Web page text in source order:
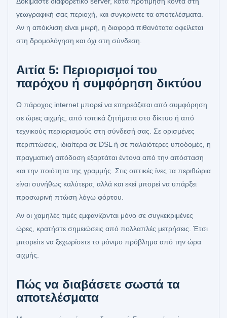
γεωγραφική σας περιοχή, και συγκρίνετε τα αποτελέσματα.
Αν η απόκλιση είναι μικρή, η διαφορά πιθανότατα οφείλεται
στη δρομολόγηση και όχι στη σύνδεση.
Αιτία 5: Περιορισμοί του
παρόχου ή συμφόρηση δικτύου
Ο πάροχος internet μπορεί να επηρεάζεται από συμφόρηση
σε ώρες αιχμής, από τοπικά ζητήματα στο δίκτυο ή από
τεχνικούς περιορισμούς στη σύνδεσή σας. Σε ορισμένες
περιπτώσεις, ιδιαίτερα σε DSL ή σε παλαιότερες υποδομές, η
πραγματική απόδοση εξαρτάται έντονα από την απόσταση
και την ποιότητα της γραμμής. Στις οπτικές ίνες τα περιθώρια
είναι συνήθως καλύτερα, αλλά και εκεί μπορεί να υπάρξει
προσωρινή πτώση λόγω φόρτου.
Αν οι χαμηλές τιμές εμφανίζονται μόνο σε συγκεκριμένες
ώρες, κρατήστε σημειώσεις από πολλαπλές μετρήσεις. Έτσι
μπορείτε να ξεχωρίσετε το μόνιμο πρόβλημα από την ώρα
αιχμής.
Πώς να διαβάσετε σωστά τα
αποτελέσματα